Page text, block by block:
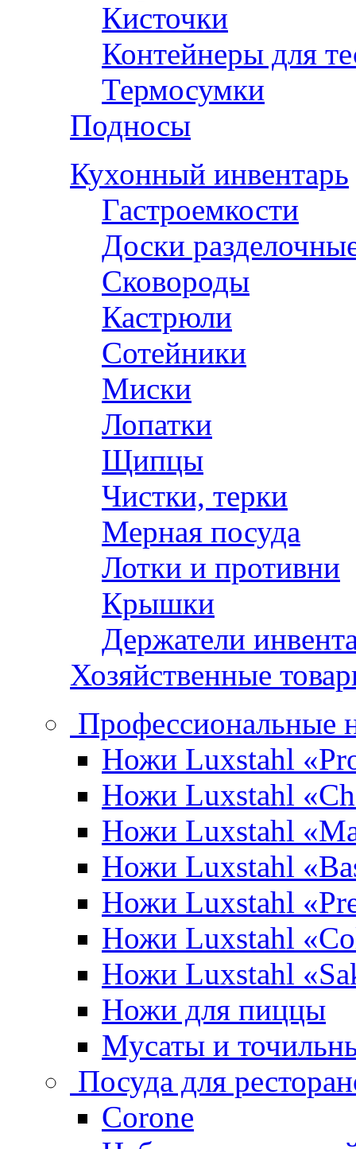
Кисточки
Контейнеры для
Термосумки
Подносы
Кухонный инвентарь
Гастроемкости
Доски
Сковороды
Кастрюли
Сотейники
Миски
Лопатки
Щипцы
Чистки, терки
Мерная посуда
Лотки и противни
Крышки
Держатели
Хозяйственные
Профессиональные
Ножи Luxstahl
Ножи Luxstahl
Ножи Luxstahl
Ножи Luxstahl
Ножи Luxstahl
Ножи Luxstahl
Ножи Luxstahl
Ножи для пиццы
Мусаты и
Посуда для
Corone